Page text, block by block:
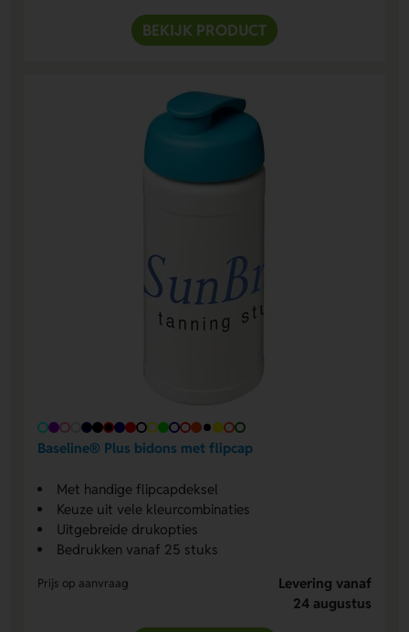
BEKIJK PRODUCT
Baseline® Plus bidons met flipcap
Met handige flipcapdeksel
Keuze uit vele kleurcombinaties
Uitgebreide drukopties
Bedrukken vanaf 25 stuks
Prijs op aanvraag
Levering vanaf
24 augustus